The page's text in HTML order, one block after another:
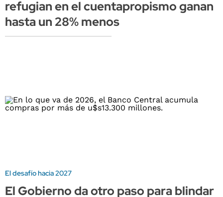
refugian en el cuentapropismo ganan
hasta un 28% menos
El desafío hacia 2027
El Gobierno da otro paso para blindar